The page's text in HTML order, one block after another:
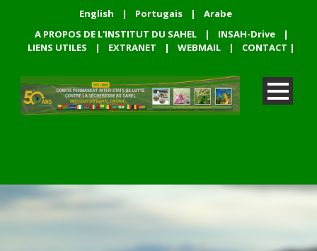
English | Portugais |
Arabe
A PROPOS DE L'INSTITUT DU SAHEL
| INSAH-Drive
|
LIENS UTILES
| EXTRANET | WEBMAIL | CONTACT |